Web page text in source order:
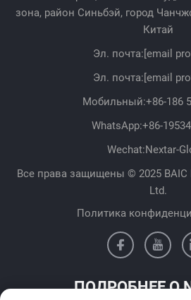
зона, район Синьбэй, город
Китай
Эл. почта: [email
Эл. почта: [email
Мобильный:+86-186
WhatsApp:+86-
Wechat:Nextar-
Все права защищены © 2025 BAIC
Ltd.
Политика
ПОДРОБНЕЕ О